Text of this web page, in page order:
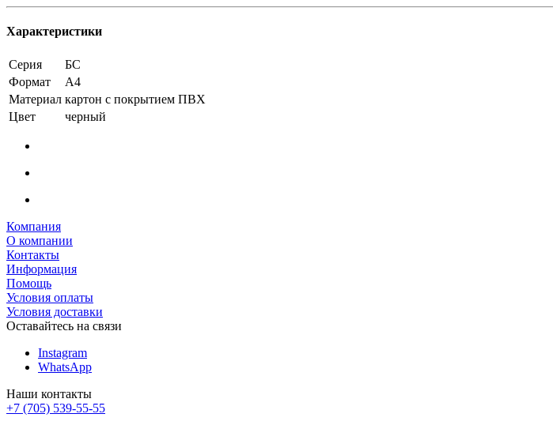
Серия
БС
Материал
картон с покрытием ПВХ
Цвет
черный
Компания
Контакты
Информация
Помощь
Условия оплаты
Условия доставки
Оставайтесь на связи
Instagram
Наши контакты
коммерческий отдел